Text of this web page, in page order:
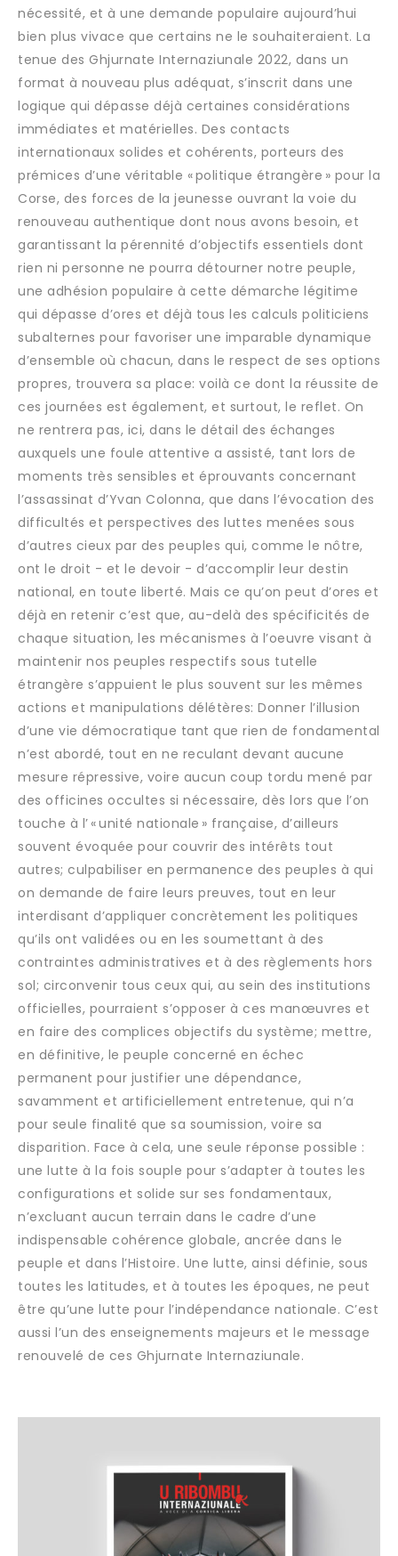
nécessité, et à une demande populaire aujourd’hui
bien plus vivace que certains ne le souhaiteraient. La
tenue des Ghjurnate Internaziunale 2022, dans un
format à nouveau plus adéquat, s’inscrit dans une
logique qui dépasse déjà certaines considérations
immédiates et matérielles. Des contacts
internationaux solides et cohérents, porteurs des
prémices d’une véritable « politique étrangère » pour la
Corse, des forces de la jeunesse ouvrant la voie du
renouveau authentique dont nous avons besoin, et
garantissant la pérennité d’objectifs essentiels dont
rien ni personne ne pourra détourner notre peuple,
une adhésion populaire à cette démarche légitime
qui dépasse d’ores et déjà tous les calculs politiciens
subalternes pour favoriser une imparable dynamique
d’ensemble où chacun, dans le respect de ses options
propres, trouvera sa place: voilà ce dont la réussite de
ces journées est également, et surtout, le reflet. On
ne rentrera pas, ici, dans le détail des échanges
auxquels une foule attentive a assisté, tant lors de
moments très sensibles et éprouvants concernant
l’assassinat d’Yvan Colonna, que dans l’évocation des
difficultés et perspectives des luttes menées sous
d’autres cieux par des peuples qui, comme le nôtre,
ont le droit - et le devoir - d’accomplir leur destin
national, en toute liberté. Mais ce qu’on peut d’ores et
déjà en retenir c’est que, au-delà des spécificités de
chaque situation, les mécanismes à l’oeuvre visant à
maintenir nos peuples respectifs sous tutelle
étrangère s’appuient le plus souvent sur les mêmes
actions et manipulations délétères: Donner l’illusion
d’une vie démocratique tant que rien de fondamental
n’est abordé, tout en ne reculant devant aucune
mesure répressive, voire aucun coup tordu mené par
des officines occultes si nécessaire, dès lors que l’on
touche à l’ « unité nationale » française, d’ailleurs
souvent évoquée pour couvrir des intérêts tout
autres; culpabiliser en permanence des peuples à qui
on demande de faire leurs preuves, tout en leur
interdisant d’appliquer concrètement les politiques
qu’ils ont validées ou en les soumettant à des
contraintes administratives et à des règlements hors
sol; circonvenir tous ceux qui, au sein des institutions
officielles, pourraient s’opposer à ces manœuvres et
en faire des complices objectifs du système; mettre,
en définitive, le peuple concerné en échec
permanent pour justifier une dépendance,
savamment et artificiellement entretenue, qui n’a
pour seule finalité que sa soumission, voire sa
disparition. Face à cela, une seule réponse possible :
une lutte à la fois souple pour s’adapter à toutes les
configurations et solide sur ses fondamentaux,
n’excluant aucun terrain dans le cadre d’une
indispensable cohérence globale, ancrée dans le
peuple et dans l’Histoire. Une lutte, ainsi définie, sous
toutes les latitudes, et à toutes les époques, ne peut
être qu’une lutte pour l’indépendance nationale. C’est
aussi l’un des enseignements majeurs et le message
renouvelé de ces Ghjurnate Internaziunale.